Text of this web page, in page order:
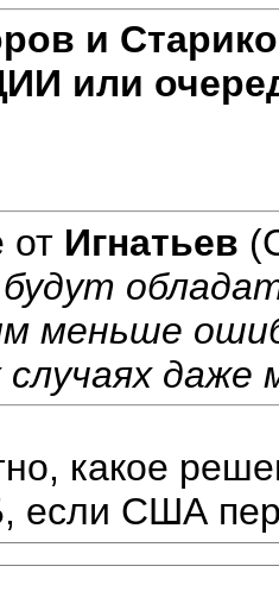
и
или
от Игнатьев
будут
меньше
какое
если США